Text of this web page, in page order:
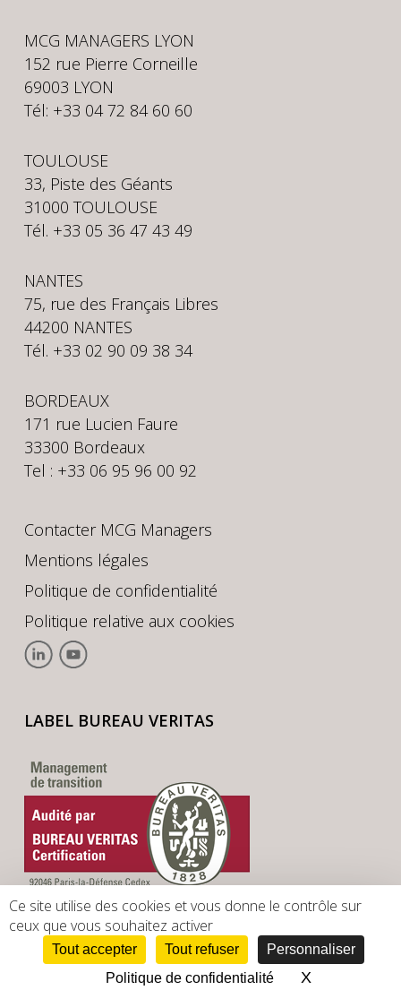
MCG MANAGERS LYON
152 rue Pierre Corneille
69003 LYON
Tél: +33 04 72 84 60 60
TOULOUSE
33, Piste des Géants
31000 TOULOUSE
Tél. +33 05 36 47 43 49
NANTES
75, rue des Français Libres
44200 NANTES
Tél. +33 02 90 09 38 34
BORDEAUX
171 rue Lucien Faure
33300 Bordeaux
Tel : +33 06 95 96 00 92
Contacter MCG Managers
Mentions légales
Politique de confidentialité
Politique relative aux cookies
LABEL BUREAU VERITAS
Ce site utilise des cookies et vous donne le contrôle sur
ceux que vous souhaitez activer
Tout accepter Tout refuser
Personnaliser
Politique de confidentialité
XMasquer le